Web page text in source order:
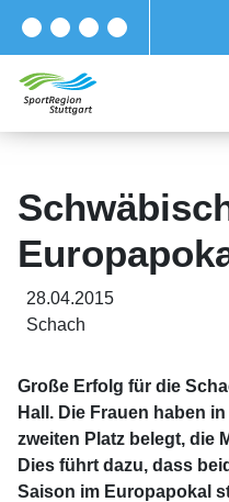
28.04.2015
Schach
Große Erfolg für die
Hall. Die Frauen haben
zweiten Platz belegt, die
Dies führt dazu, dass
Saison im Europapokal